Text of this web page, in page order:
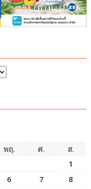
พฤ. ศ.
ส.
1
6 7
8